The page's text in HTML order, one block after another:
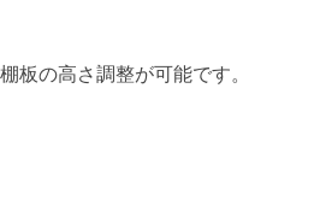
棚板の高さ調整が可能です。